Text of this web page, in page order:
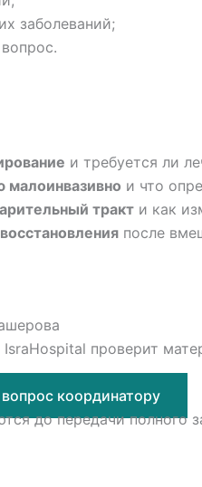
заболеваний;
и требуется ли
и что
тракт и как
после
проверит
вопрос координатору
до передачи полного